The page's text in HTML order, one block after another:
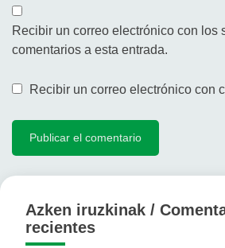
Recibir un correo electrónico con los
comentarios a esta entrada.
Recibir un correo electrónico con
Azken iruzkinak /
recientes